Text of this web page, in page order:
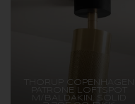
THORUP COPENHAGEN
PATRONE LOFTSPOT
M/BALDAKIN, SOLID